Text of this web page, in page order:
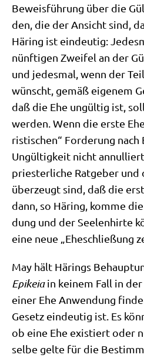
Beweis­füh­rung über die
den, die der Ansicht sind,
Här­ing ist ein­deu­tig:
nünf­ti­gen Zwei­fel an der
und jedes­mal, wenn der
wünscht, gemäß eige­nem
daß die Ehe ungül­tig ist,
wer­den. Wenn die erste
ri­sti­schen“ For­de­rung
Ungül­tig­keit nicht
prie­ster­li­che Rat­ge­ber
über­zeugt sind, daß die
dann, so Här­ing, kom­me die
dung und der See­len­hir­te
eine neue „Ehe­schlie­ßung
May hält Härings
Epi­keiain kei­nem Fall in
einer Ehe Anwen­dung
Gesetz ein­deu­tig ist. Es
ob eine Ehe exi­stiert oder
sel­be gel­te für die